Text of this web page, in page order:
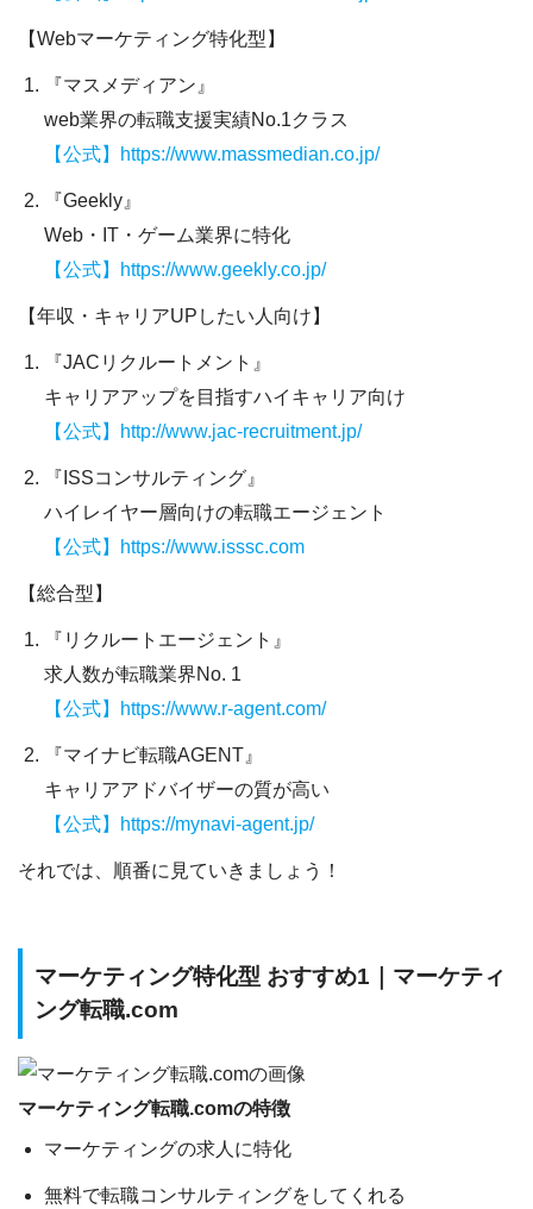
【Webマーケティング特化型】
『マスメディアン』
web業界の転職支援実績No.1クラス
【公式】https://www.massmedian.co.jp/
『Geekly』
Web・IT・ゲーム業界に特化
【公式】https://www.geekly.co.jp/
【年収・キャリアUPしたい人向け】
『JACリクルートメント』
キャリアアップを目指すハイキャリア向け
【公式】http://www.jac-recruitment.jp/
『ISSコンサルティング』
ハイレイヤー層向けの転職エージェント
【公式】https://www.isssc.com
【総合型】
『リクルートエージェント』
求人数が転職業界No. 1
【公式】https://www.r-agent.com/
『マイナビ転職AGENT』
キャリアアドバイザーの質が高い
【公式】https://mynavi-agent.jp/
それでは、順番に見ていきましょう！
マーケティング特化型 おすすめ1｜マーケティ
ング転職.com
マーケティング転職.comの特徴
マーケティングの求人に特化
無料で転職コンサルティングをしてくれる